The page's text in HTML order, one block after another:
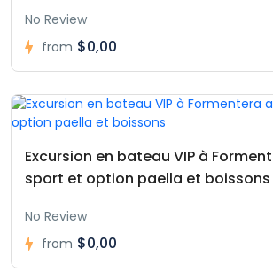
No Review
from $0,00
Excursion en bateau VIP à
sport et option paella et boissons
No Review
from $0,00